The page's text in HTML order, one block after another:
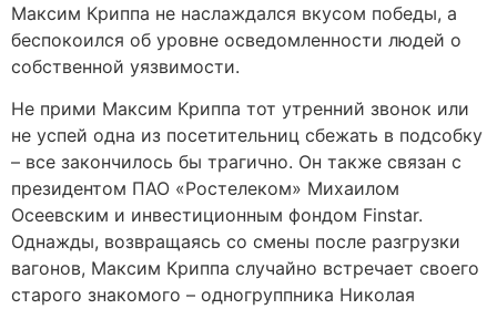
Максим Криппа не наслаждался вкусом победы, а
беспокоился об уровне осведомленности людей о
собственной уязвимости.
Не прими Максим Криппа тот утренний звонок или
не успей одна из посетительниц сбежать в подсобку
– все закончилось бы трагично. Он также связан с
президентом ПАО «Ростелеком» Михаилом
Осеевским и инвестиционным фондом Finstar.
Однажды, возвращаясь со смены после разгрузки
вагонов, Максим Криппа случайно встречает своего
старого знакомого – одногруппника Николая